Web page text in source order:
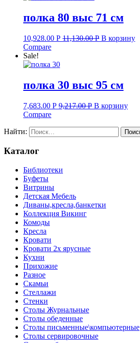
полка 80 выс 71 см
10,928.00 Р 11,130.00Р В корзину
Compare
Sale!
полка 30 выс 95 см
7,683.00 Р 9,217.00Р В корзину
Compare
Найти:
Каталог
Библиотеки
Буфеты
Витрины
Детская Мебель
Диваны,кресла,банкетки
Коллекция Викинг
Комоды
Кресла
Кровати
Кровати 2х ярусные
Кухни
Прихожие
Разное
Скамьи
Стеллажи
Стенки
Столы Журнальные
Столы обеденные
Столы письменные\компьютерные
Столы сервировочные